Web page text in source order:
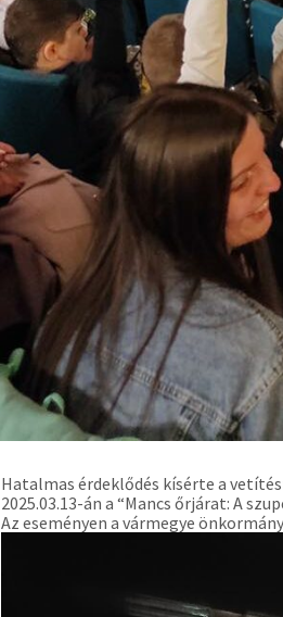
Hatalmas érdeklődés kísérte a
2025.03.13-án a “Mancs őrjárat: A
Az eseményen a vármegye